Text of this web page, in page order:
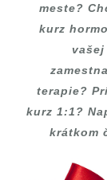
meste?
kurz
terapie?
kurz 1:1?
krátkom